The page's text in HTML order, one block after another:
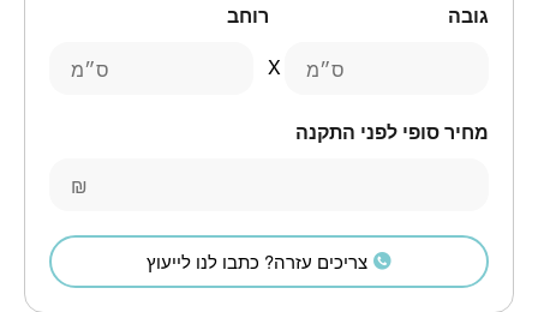
גובה
ס״מ
רוחב
ס״מ
מחיר סופי לפני התקנה
₪
צריכים עזרה? כתבו לנו לייעוץ